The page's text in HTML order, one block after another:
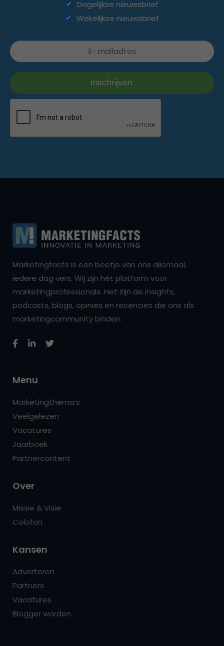
Dagelijkse nieuwsbrief
Wekelijkse nieuwsbrief
Marketingfacts is een beetje van ons allemaal,
iedere dag vers. Wij zijn hét platform voor
marketingprofessionals. Het zijn de insights,
podcasts, blogs, opinies en recencies die ons als
marketingcommunity binden.
Menu
Marketingthema’s
Veelgelezen
Vacatures
Jaarboek
Partnercontent
Over
Missie & Visie
Colofon
Kansen
Adverteren
Partners
Vacatures
Blogger worden